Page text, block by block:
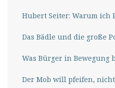
Hubert Seiter: Warum ich
Das Bädle und die große
Was Bürger in Bewegung
Der Mob will pfeifen,